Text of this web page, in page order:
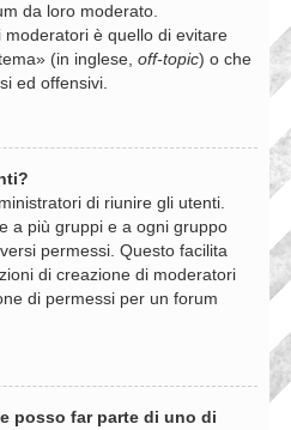
da loro moderato.
è quello di evitare
(in inglese, off-topic) o che
ed offensivi.
di riunire gli utenti.
a più gruppi e a ogni gruppo
permessi. Questo facilita
di creazione di moderatori
di permessi per un forum
posso far parte di uno di